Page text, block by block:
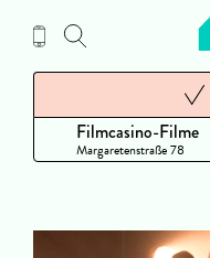
Inhalt
Filmcasino-Filme
Margaretenstraße 78